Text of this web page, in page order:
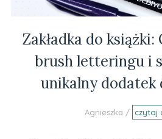
Zakładka do
brush letteringu i
unikalny dodatek
Agnieszka / czytaj